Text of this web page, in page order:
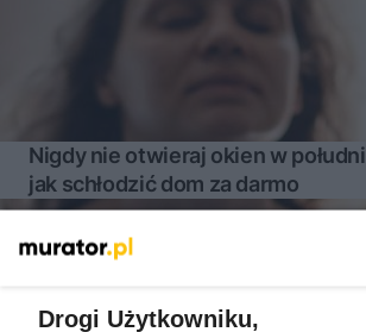
Nigdy nie otwieraj okien w
jak schłodzić dom za darmo
Drogi Użytkowniku,